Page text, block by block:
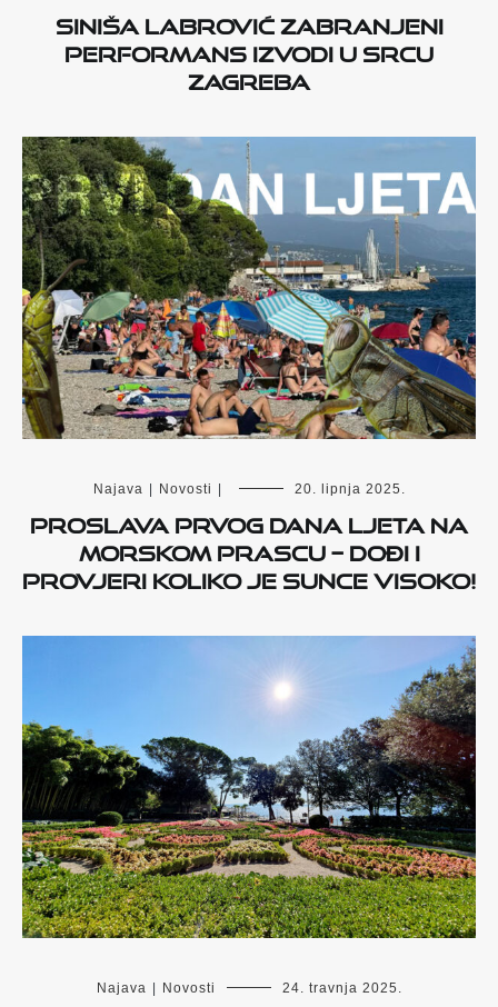
Siniša Labrović zabranjeni
performans izvodi u srcu
Zagreba
Najava Novosti 20. lipnja 2025.
Proslava prvog dana ljeta na
Morskom prascu – dođi i
provjeri koliko je sunce visoko!
Najava Novosti 24. travnja 2025.